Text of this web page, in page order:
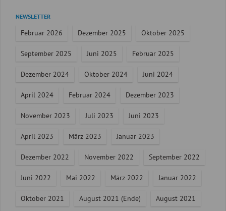
Navigation
NEWSLETTER
Februar 2026 Dezember 2025 Oktober 2025
September 2025 Juni 2025 Februar 2025
Dezember 2024 Oktober 2024 Juni 2024
April 2024 Februar 2024 Dezember 2023
November 2023 Juli 2023 Juni 2023
April 2023 März 2023 Januar 2023
Dezember 2022 November 2022 September 2022
Juni 2022 Mai 2022 März 2022 Januar 2022
Oktober 2021 August 2021 (Ende) August 2021